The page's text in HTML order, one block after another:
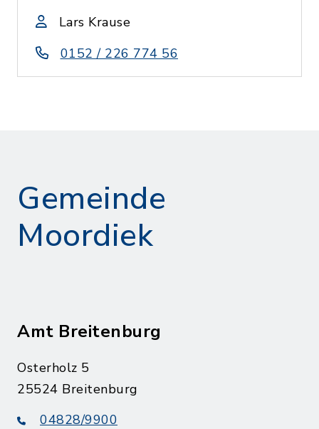
Lars Krause
0152 / 226 774 56
Gemeinde
Moordiek
Amt Breitenburg
Osterholz 5
25524 Breitenburg
04828/9900